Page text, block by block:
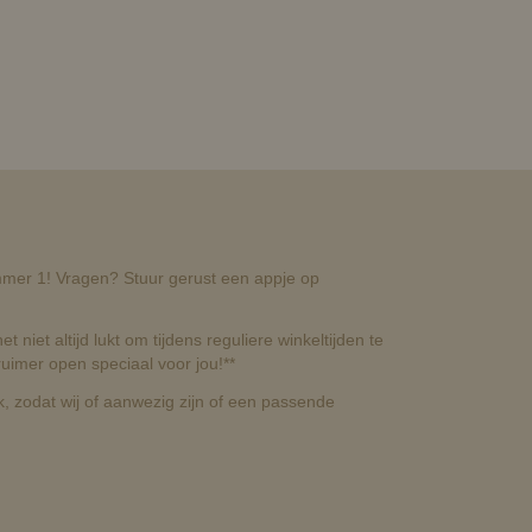
1! Vragen? Stuur gerust een appje op
niet altijd lukt om tijdens reguliere winkeltijden te
open speciaal voor jou!**
zodat wij of aanwezig zijn of een passende